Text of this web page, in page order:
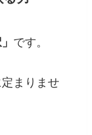
です。
まりませ